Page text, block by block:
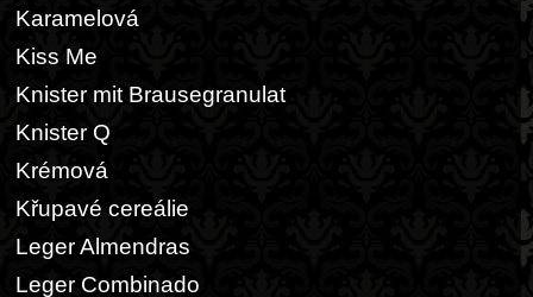
Karamelová
Kiss Me
Knister mit Brausegranulat
Knister Q
Krémová
Křupavé cereálie
Leger Almendras
Leger Combinado